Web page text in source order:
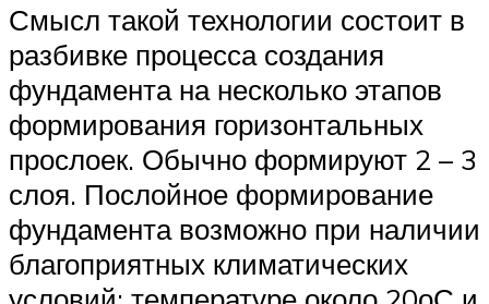
Смысл такой технологии состоит в
разбивке процесса создания
фундамента на несколько этапов
формирования горизонтальных
прослоек. Обычно формируют 2 – 3
слоя. Послойное формирование
фундамента возможно при наличии
благоприятных климатических